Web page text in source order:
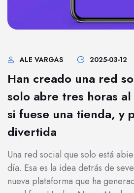
ALE VARGAS 2025-03-12
Han creado una red
solo abre tres horas
si fuese una tienda, y
divertida
Una red social que solo está
día. Esa es la idea detrás de
nueva plataforma que ha